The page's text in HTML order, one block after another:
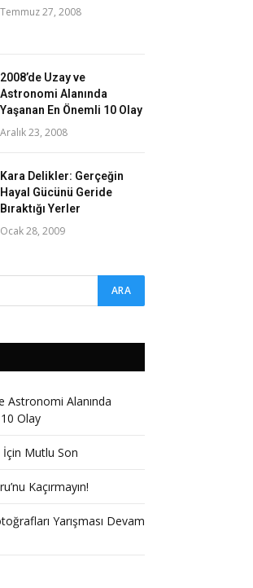
Temmuz 27, 2008
2008’de Uzay ve
Astronomi Alanında
Yaşanan En Önemli 10 Olay
Aralık 23, 2008
Kara Delikler: Gerçeğin
Hayal Gücünü Geride
Bıraktığı Yerler
Ocak 28, 2009
Astronomi Alanında
Olay
İçin Mutlu Son
Kaçırmayın!
Yarışması Devam